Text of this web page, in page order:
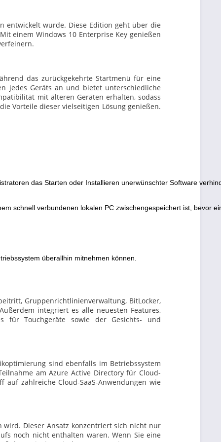
entwickelt wurde. Diese Edition geht über die
einem Windows 10 Enterprise Key genießen
das zurückgekehrte Startmenü für eine
jedes Geräts an und bietet unterschiedliche
mit älteren Geräten erhalten, sodass
Vorteile dieser vielseitigen Lösung genießen.
das Starten oder Installieren unerwünschter Software
schnell verbundenen lokalen PC zwischengespeichert ist, bevor
überallhin mitnehmen können.
Gruppenrichtlinienverwaltung, BitLocker,
integriert es alle neuesten Features,
für Touchgeräte sowie der Gesichts- und
sind ebenfalls im Betriebssystem
am Azure Active Directory für Cloud-
zahlreiche Cloud-SaaS-Anwendungen wie
Dieser Ansatz konzentriert sich nicht nur
noch nicht enthalten waren. Wenn Sie eine